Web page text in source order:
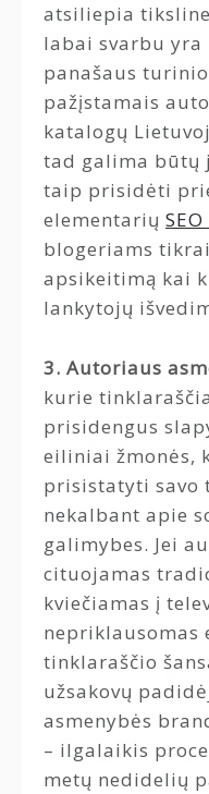
atsiliepia
labai svarbu yra
panašaus
pažįstamais
katalogų
tad galima būtų
taip prisidėti
elementarių
blogeriams
apsikeitimą kai
lankytojų
3. Autoriaus
kurie
prisidengus
eiliniai žmonės,
prisistatyti savo
nekalbant apie
galimybes. Jei
cituojamas
kviečiamas į
nepriklausomas
tinklaraščio
užsakovų
asmenybės
– ilgalaikis
metų nedidelių